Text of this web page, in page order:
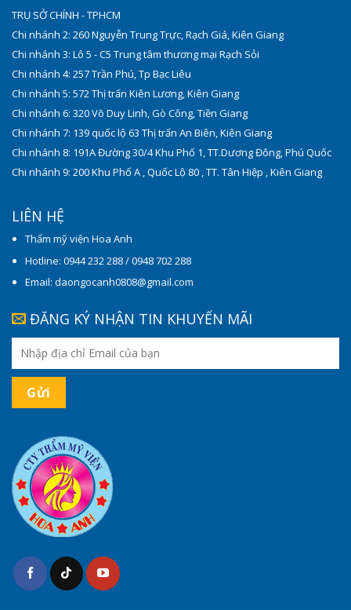
TRỤ SỞ CHÍNH - TPHCM
Chi nhánh 2: 260 Nguyễn Trung Trực, Rạch Giá, Kiên Giang
Chi nhánh 3: Lô 5 - C5 Trung tâm thương mại Rạch Sỏi
Chi nhánh 4: 257 Trần Phú, Tp Bạc Liêu
Chi nhánh 5: 572 Thị trấn Kiên Lương, Kiên Giang
Chi nhánh 6: 320 Võ Duy Linh, Gò Công, Tiền Giang
Chi nhánh 7: 139 quốc lộ 63 Thị trấn An Biên, Kiên Giang
Chi nhánh 8: 191A Đường 30/4 Khu Phố 1, TT.Dương Đông, Phú Quốc
Chi nhánh 9: 200 Khu Phố A , Quốc Lộ 80 , TT. Tân Hiệp , Kiên Giang
LIÊN HỆ
Thẩm mỹ viện Hoa Anh
Hotline: 0944 232 288 / 0948 702 288
Email: daongocanh0808@gmail.com
ĐĂNG KÝ NHẬN TIN KHUYẾN MÃI